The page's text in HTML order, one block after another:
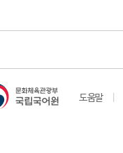
도움말